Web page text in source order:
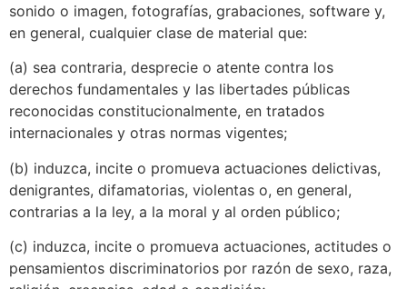
sonido o imagen, fotografías, grabaciones, software y,
en general, cualquier clase de material que:
(a) sea contraria, desprecie o atente contra los
derechos fundamentales y las libertades públicas
reconocidas constitucionalmente, en tratados
internacionales y otras normas vigentes;
(b) induzca, incite o promueva actuaciones delictivas,
denigrantes, difamatorias, violentas o, en general,
contrarias a la ley, a la moral y al orden público;
(c) induzca, incite o promueva actuaciones, actitudes o
pensamientos discriminatorios por razón de sexo, raza,